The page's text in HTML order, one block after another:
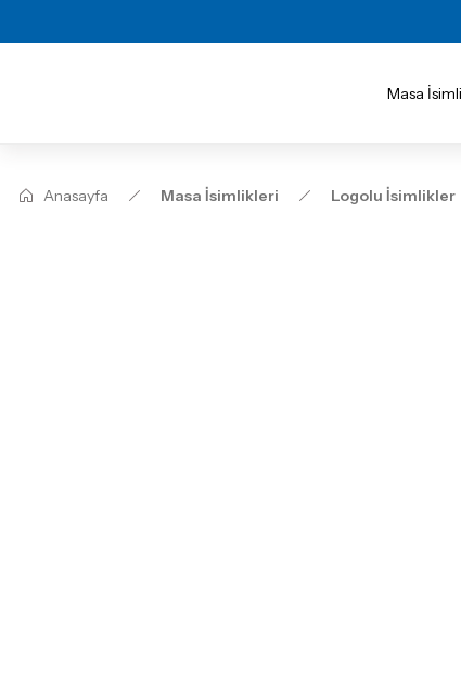
Masa
Anasayfa Masa İsimlikleri Logolu İsimlikler